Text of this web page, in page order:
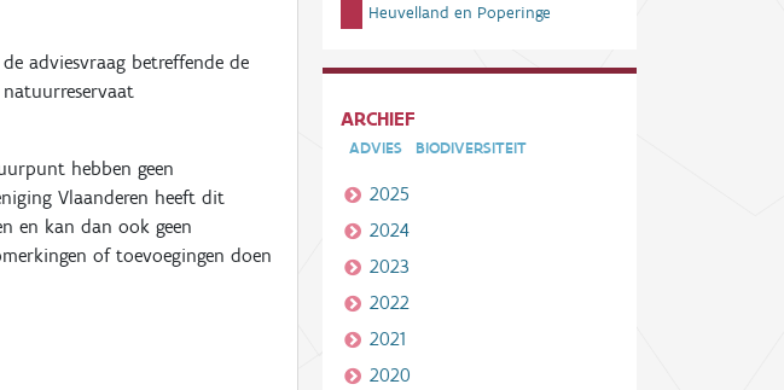
adviesvraag betreffende de
hebben geen
Vlaanderen heeft dit
en kan dan ook geen
of toevoegingen doen
Heuvelland en Poperinge
ARCHIEF
ADVIES BIODIVERSITEIT
2025
2024
2023
2022
2021
2020